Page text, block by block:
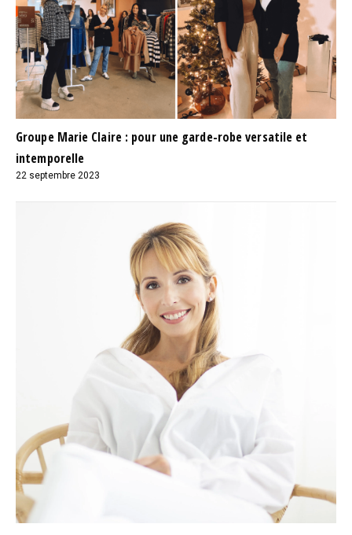
Groupe Marie Claire : pour une garde-robe versatile et
intemporelle
22 septembre 2023